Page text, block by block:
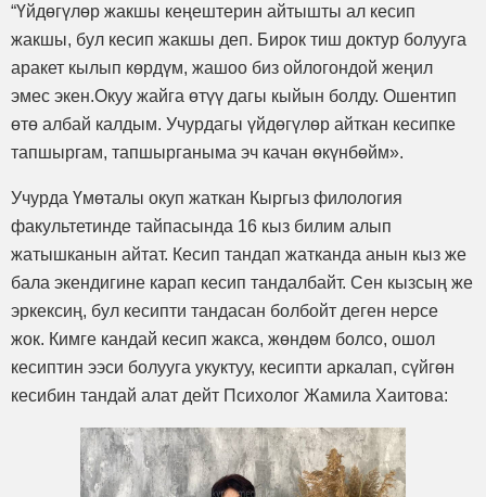
“Үйдөгүлөр жакшы кеңештерин айтышты ал кесип
жакшы, бул кесип жакшы деп. Бирок тиш доктур болууга
аракет кылып көрдүм, жашоо биз ойлогондой жеңил
эмес экен.Окуу жайга өтүү дагы кыйын болду. Ошентип
өтө албай калдым. Учурдагы үйдөгүлөр айткан кесипке
тапшыргам, тапшырганыма эч качан өкүнбөйм».
Учурда Үмөталы окуп жаткан Кыргыз филология
факультетинде тайпасында 16 кыз билим алып
жатышканын айтат. Кесип тандап жатканда анын кыз же
бала экендигине карап кесип тандалбайт. Сен кызсың же
эркексиң, бул кесипти тандасан болбойт деген нерсе
жок. Кимге кандай кесип жакса, жөндөм болсо, ошол
кесиптин ээси болууга укуктуу, кесипти аркалап, сүйгөн
кесибин тандай алат дейт Психолог Жамила Хаитова: